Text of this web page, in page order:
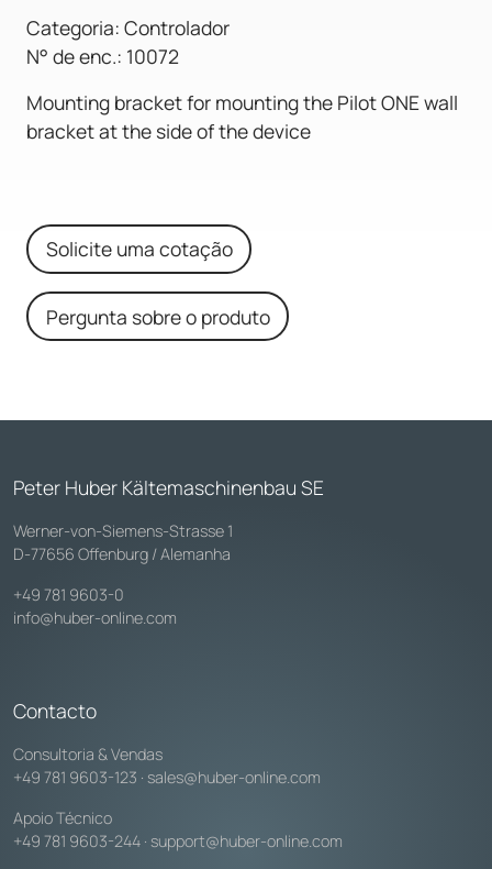
Categoria: Controlador
N° de enc.: 10072
Mounting bracket for mounting the Pilot ONE wall
bracket at the side of the device
Solicite uma cotação
Pergunta sobre o produto
Peter Huber Kältemaschinenbau SE
Werner-von-Siemens-Strasse 1
D-77656 Offenburg / Alemanha
+49 781 9603-0
info@huber-online.com
Contacto
Consultoria & Vendas
+49 781 9603-123 · sales@huber-online.com
Apoio Técnico
+49 781 9603-244 · support@huber-online.com